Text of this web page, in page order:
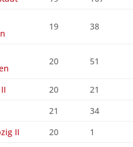
19 38
20 51
20
21
21
34
II 20 1